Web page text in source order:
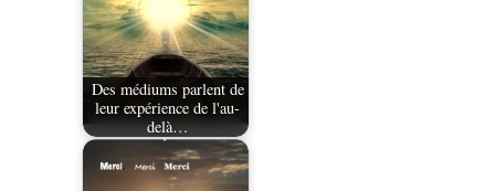
Des médiums parlent de
leur expérience de l'au-
delà…